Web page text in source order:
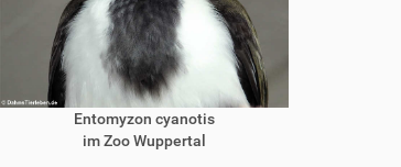
Entomyzon cyanotis
im Zoo Wuppertal